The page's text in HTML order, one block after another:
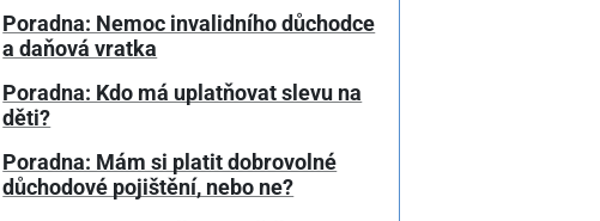
Poradna: Nemoc invalidního důchodce
a daňová vratka
Poradna: Kdo má uplatňovat slevu na
děti?
Poradna: Mám si platit dobrovolné
důchodové pojištění, nebo ne?